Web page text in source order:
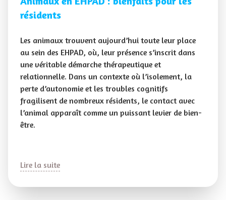
résidents
Les animaux trouvent aujourd’hui toute leur place
au sein des EHPAD, où, leur présence s’inscrit dans
une véritable démarche thérapeutique et
relationnelle. Dans un contexte où l’isolement, la
perte d’autonomie et les troubles cognitifs
fragilisent de nombreux résidents, le contact avec
l’animal apparaît comme un puissant levier de bien-
être.
Lire la suite